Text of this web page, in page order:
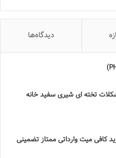
دیدگاه‌ها
تخته ای شیری سفید خانه
کافی میت وارداتی ممتاز تضمینی